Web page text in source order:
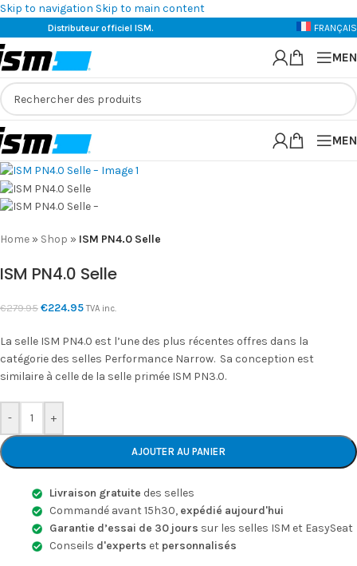
Skip to navigation Skip to main content
Distributeur officiel ISM. FRANÇAIS
Home » Shop » ISM PN4.0 Selle
ISM PN4.0 Selle
€279.95 €224.95TVA inc.
La selle ISM PN4.0 est l’une des plus récentes offres dans la
catégorie des selles Performance Narrow. Sa conception est
similaire à celle de la selle primée ISM PN3.0.
- +
AJOUTER AU PANIER
Livraison gratuite des selles
Commandé avant 15h30, expédié aujourd'hui
Garantie d’essai de 30 jours sur les selles ISM et EasySeat
Conseils d'experts et personnalisés